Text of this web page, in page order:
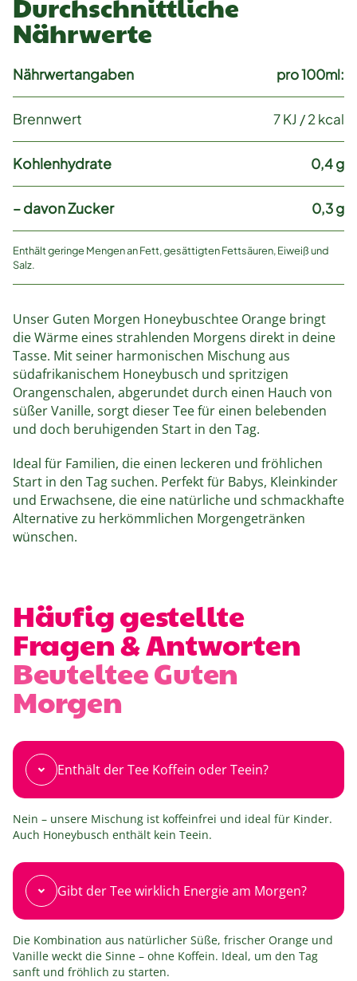
Nährwerte
Nährwertangaben pro 100ml:
Brennwert 7 KJ / 2 kcal
Kohlenhydrate 0,4 g
– davon Zucker 0,3 g
Enthält geringe Mengen an Fett, gesättigten Fettsäuren, Eiweiß und
Salz.
Unser Guten Morgen Honeybuschtee Orange bringt
die Wärme eines strahlenden Morgens direkt in deine
Tasse. Mit seiner harmonischen Mischung aus
südafrikanischem Honeybusch und spritzigen
Orangenschalen, abgerundet durch einen Hauch von
süßer Vanille, sorgt dieser Tee für einen belebenden
und doch beruhigenden Start in den Tag.
Ideal für Familien, die einen leckeren und fröhlichen
Start in den Tag suchen. Perfekt für Babys, Kleinkinder
und Erwachsene, die eine natürliche und schmackhafte
Alternative zu herkömmlichen Morgengetränken
wünschen.
Häufig gestellte
Fragen & Antworten
Beuteltee Guten
Morgen
Enthält der Tee Koffein oder Teein?
Nein – unsere Mischung ist koffeinfrei und ideal für Kinder.
Auch Honeybusch enthält kein Teein.
Gibt der Tee wirklich Energie am Morgen?
Die Kombination aus natürlicher Süße, frischer Orange und
Vanille weckt die Sinne – ohne Koffein. Ideal, um den Tag
sanft und fröhlich zu starten.